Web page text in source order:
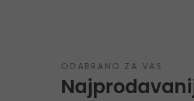
ODABRANO ZA VAS